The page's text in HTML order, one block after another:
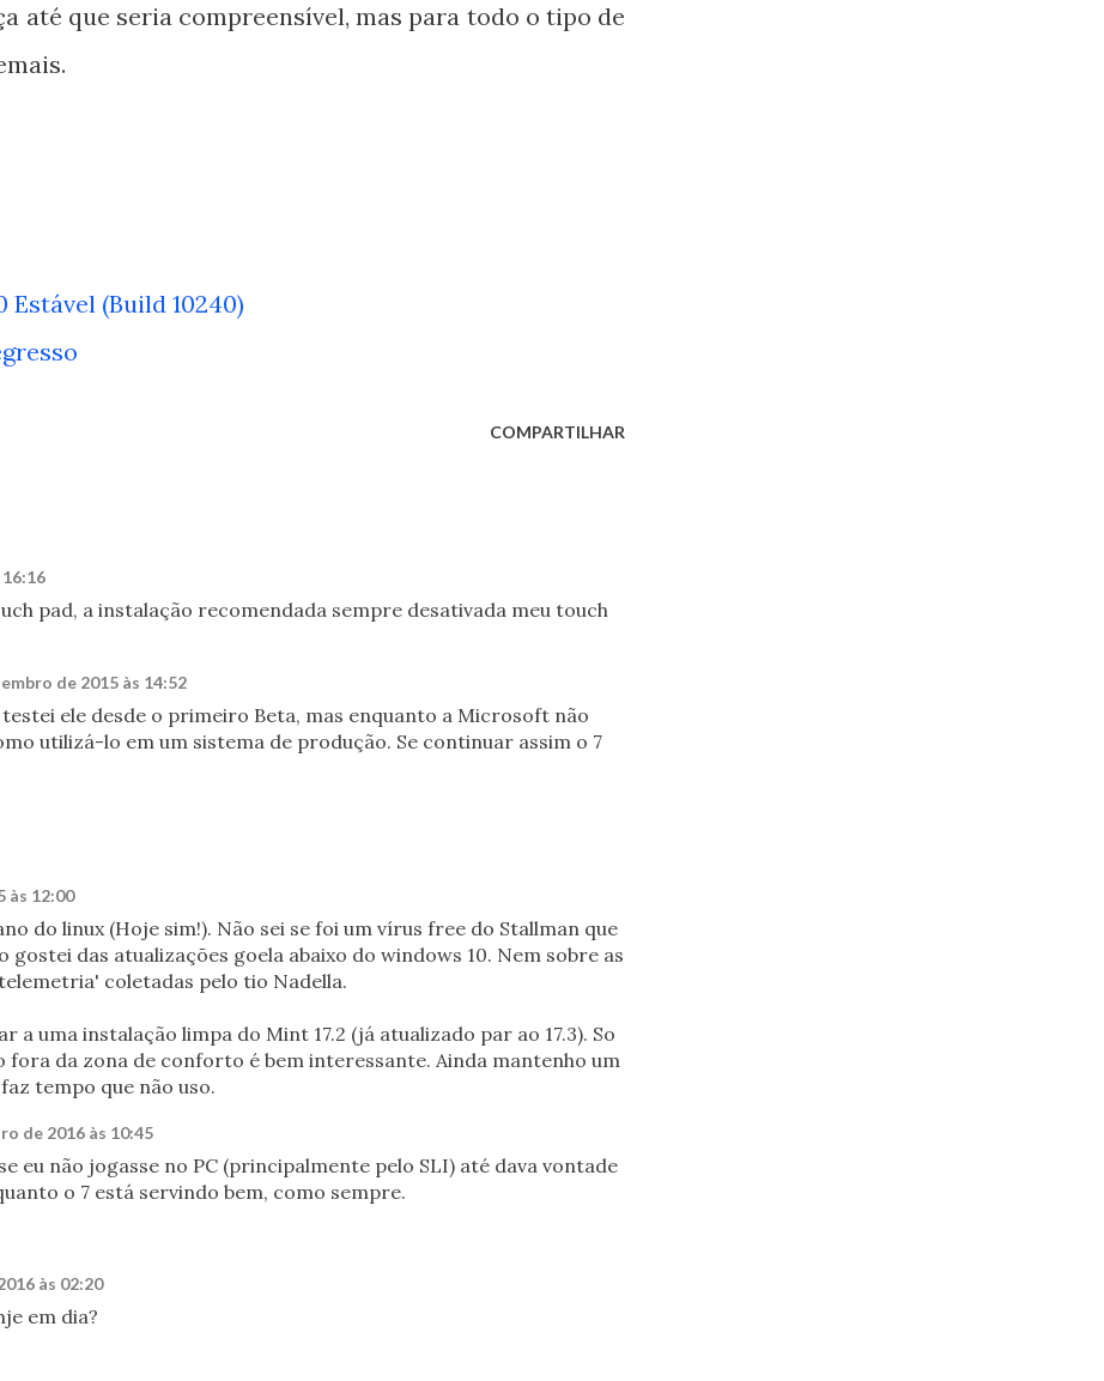
até que seria compreensível, mas para todo o tipo de
(Build 10240)
COMPARTILHAR
pad, a instalação recomendada sempre desativada meu touch
de 2015 às 14:52
ele desde o primeiro Beta, mas enquanto a Microsoft não
utilizá-lo em um sistema de produção. Se continuar assim o 7
às 12:00
do linux (Hoje sim!). Não sei se foi um vírus free do Stallman que
gostei das atualizações goela abaixo do windows 10. Nem sobre as
coletadas pelo tio Nadella.
a uma instalação limpa do Mint 17.2 (já atualizado par ao 17.3). So
da zona de conforto é bem interessante. Ainda mantenho um
tempo que não uso.
de 2016 às 10:45
eu não jogasse no PC (principalmente pelo SLI) até dava vontade
o 7 está servindo bem, como sempre.
às 02:20
em dia?